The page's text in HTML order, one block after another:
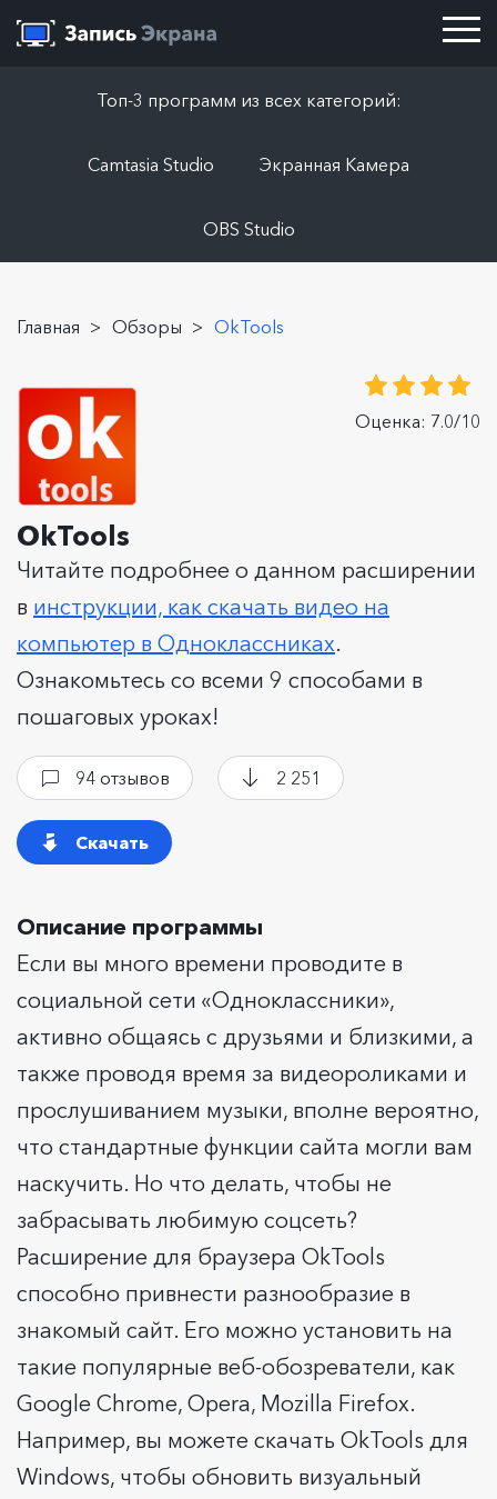
Топ-3 программ из всех категорий:
Camtasia Studio Экранная Камера
OBS Studio
Главная > Обзоры > OkTools
OkTools
Оценка: 7.0/10
Читайте подробнее о данном расширении
в инструкции, как скачать видео на
компьютер в Одноклассниках.
Ознакомьтесь со всеми 9 способами в
пошаговых уроках!
94 отзывов 2 251
Скачать
Описание программы
Если вы много времени проводите в
социальной сети «Одноклассники»,
активно общаясь с друзьями и близкими, а
также проводя время за видеороликами и
прослушиванием музыки, вполне вероятно,
что стандартные функции сайта могли вам
наскучить. Но что делать, чтобы не
забрасывать любимую соцсеть?
Расширение для браузера OkTools
способно привнести разнообразие в
знакомый сайт. Его можно установить на
такие популярные веб-обозреватели, как
Google Chrome, Opera, Mozilla Firefox.
Например, вы можете скачать OkTools для
Windows, чтобы обновить визуальный